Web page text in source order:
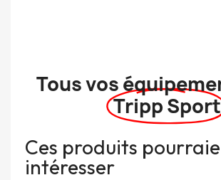
Tous vos
Tripp Sport
Ces produits
intéresser